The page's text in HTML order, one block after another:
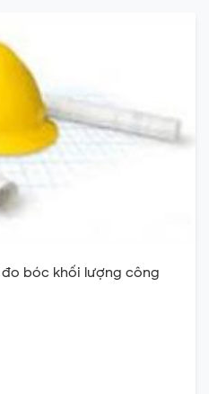
bóc khối lượng công